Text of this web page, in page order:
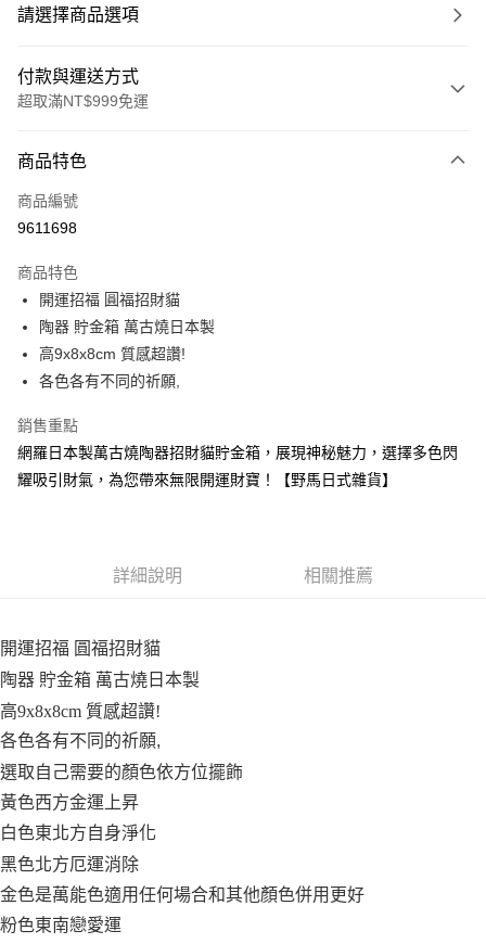
請選擇商品選項
付款與運送方式
超取滿NT$999免運
信用卡一次付款
信用卡分期付款
合作金庫商業銀行
華南商業銀行
上海商業儲蓄銀行
國泰世華商業銀行
臺灣中小企業銀行
聯邦商業銀行
元大商業銀行
永豐商業銀行
台新國際商業銀行
中國信託商業銀行
超商取貨付款
LINE Pay
Apple Pay
悠遊付
Google Pay
每筆NT$65，滿NT$999(含以上)免運費
付款後全家取貨
每筆NT$65，滿NT$999(含以上)免運費
付款後7-11取貨
每筆NT$65，滿NT$999(含以上)免運費
宅配
每筆NT$100，滿NT$999(含以上)免運費
商品特色
商品編號
9611698
商品特色
開運招福 圓福招財貓
陶器 貯金箱 萬古燒日本製
高9x8x8cm 質感超讚!
各色各有不同的祈願,
銷售重點
網羅日本製萬古燒陶器招財貓貯金箱，展現神秘魅力，選擇多色閃
耀吸引財氣，為您帶來無限開運財寶！【野馬日式雜貨】
詳細說明 相關推薦
開運招福 圓福招財貓
陶器 貯金箱 萬古燒日本製
高9x8x8cm 質感超讚!
各色各有不同的祈願,
選取自己需要的顏色依方位擺飾
黃色西方金運上昇
白色東北方自身淨化
黑色北方厄運消除
金色是萬能色適用任何場合和其他顏色併用更好
粉色東南戀愛運